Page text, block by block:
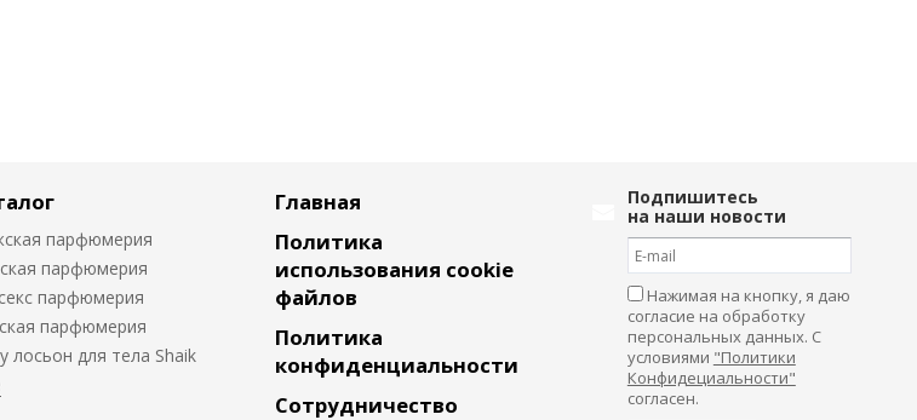
парфюмерия
парфюмерия
парфюмерия
парфюмерия
лосьон для тела Shaik
Главная
Политика
использования cookie
файлов
Политика
конфиденциальности
Сотрудничество
Подпишитесь
на наши новости
Нажимая на кнопку, я даю
согласие на обработку
персональных данных. С
условиями "Политики
Конфидециальности"
согласен.